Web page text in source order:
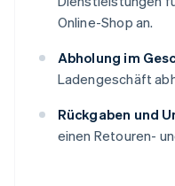
Online-Shop an.
Abholung im
Ladengeschäft
Rückgaben und
einen Retouren-